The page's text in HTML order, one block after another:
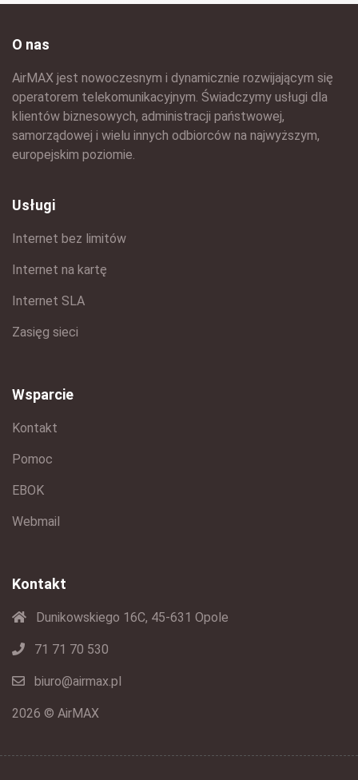
O nas
AirMAX jest nowoczesnym i dynamicznie rozwijającym się
operatorem telekomunikacyjnym. Świadczymy usługi dla
klientów biznesowych, administracji państwowej,
samorządowej i wielu innych odbiorców na najwyższym,
europejskim poziomie.
Usługi
Internet bez limitów
Internet na kartę
Internet SLA
Zasięg sieci
Wsparcie
Kontakt
Pomoc
EBOK
Webmail
Kontakt
Dunikowskiego 16C, 45-631 Opole
71 71 70 530
biuro@airmax.pl
2026 © AirMAX